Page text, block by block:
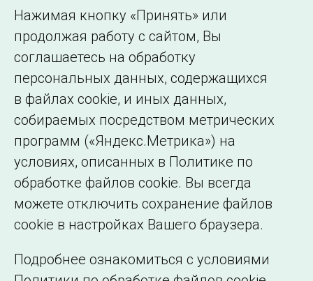
образовательной
организации
Нажимая кнопку «Принять» или
продолжая работу с сайтом, Вы
соглашаетесь на обработку
персональных данных, содержащихся
в файлах cookie, и иных данных,
собираемых посредством метрических
программ («Яндекс.Метрика») на
условиях, описанных в Политике по
обработке файлов cookie. Вы всегда
можете отключить сохранение файлов
cookie в настройках Вашего браузера.
Подробнее ознакомиться с условиями